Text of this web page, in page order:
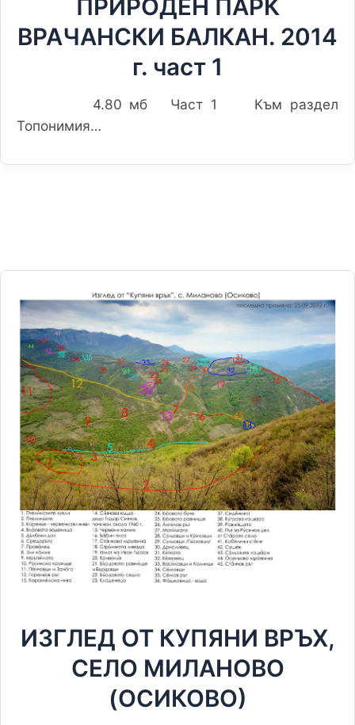
ПРИРОДЕН ПАРК
ВРАЧАНСКИ БАЛКАН. 2014
г. част 1
4.80 мб Част 1 Към раздел
Топонимия…
ИЗГЛЕД ОТ КУПЯНИ ВРЪХ,
СЕЛО МИЛАНОВО
(ОСИКОВО)